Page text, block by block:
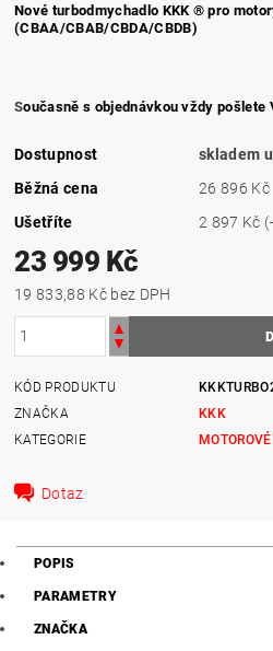
Nové turbodmychadlo KKK ® pro
(CBAA/CBAB/CBDA/CBDB)
Současně s objednávkou vždy pošlete
Dostupnost skladem
Běžná cena
26 896 Kč
Ušetříte
2 897 Kč
23 999 Kč
19 833,88 Kč bez DPH
KÓD PRODUKTU
ZNAČKA
KKK
KATEGORIE
Dotaz
POPIS
PARAMETRY
ZNAČKA